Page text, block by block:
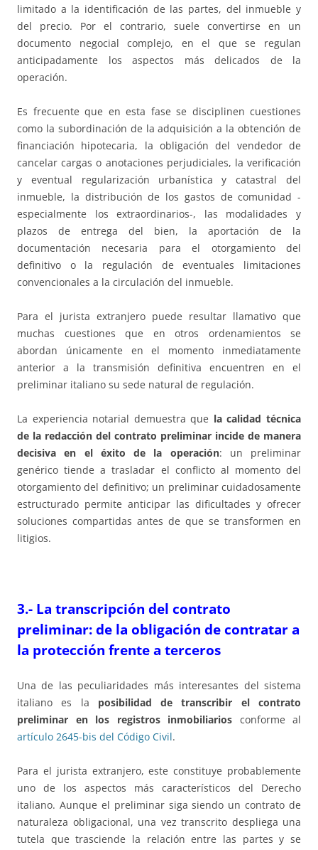
limitado a la identificación de las partes, del inmueble y
del precio. Por el contrario, suele convertirse en un
documento negocial complejo, en el que se regulan
anticipadamente los aspectos más delicados de la
operación.
Es frecuente que en esta fase se disciplinen cuestiones
como la subordinación de la adquisición a la obtención de
financiación hipotecaria, la obligación del vendedor de
cancelar cargas o anotaciones perjudiciales, la verificación
y eventual regularización urbanística y catastral del
inmueble, la distribución de los gastos de comunidad -
especialmente los extraordinarios-, las modalidades y
plazos de entrega del bien, la aportación de la
documentación necesaria para el otorgamiento del
definitivo o la regulación de eventuales limitaciones
convencionales a la circulación del inmueble.
Para el jurista extranjero puede resultar llamativo que
muchas cuestiones que en otros ordenamientos se
abordan únicamente en el momento inmediatamente
anterior a la transmisión definitiva encuentren en el
preliminar italiano su sede natural de regulación.
La experiencia notarial demuestra que la calidad técnica
de la redacción del contrato preliminar incide de manera
decisiva en el éxito de la operación: un preliminar
genérico tiende a trasladar el conflicto al momento del
otorgamiento del definitivo; un preliminar cuidadosamente
estructurado permite anticipar las dificultades y ofrecer
soluciones compartidas antes de que se transformen en
litigios.
3.- La transcripción del contrato
preliminar: de la obligación de contratar a
la protección frente a terceros
Una de las peculiaridades más interesantes del sistema
italiano es la posibilidad de transcribir el contrato
preliminar en los registros inmobiliarios conforme al
artículo 2645-bis del Código Civil.
Para el jurista extranjero, este constituye probablemente
uno de los aspectos más característicos del Derecho
italiano. Aunque el preliminar siga siendo un contrato de
naturaleza obligacional, una vez transcrito despliega una
tutela que trasciende la relación entre las partes y se